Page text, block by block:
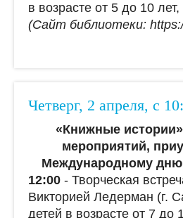
в возрасте от 5 до 10
(Сайт библиотеки:
Четверг, 2 апреля, с
«Книжные
мероприятий,
Международному дню
12:00 - Творческая
Викторией Ледерман (г.
детей в возрасте от 7 до